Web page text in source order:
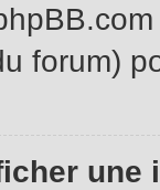
forum)
une